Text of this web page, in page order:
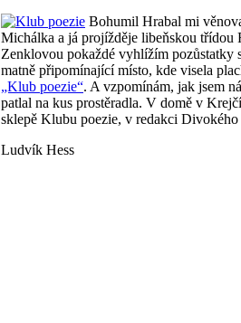
Bohumil Hrabal mi
Michálka a já projížděje libeňskou
Zenklovou pokaždé vyhlížím pozůstatky
matně připomínající místo, kde visela
„Klub poezie“. A vzpomínám, jak jsem
patlal na kus prostěradla. V domě v
sklepě Klubu poezie, v redakci
Ludvík Hess